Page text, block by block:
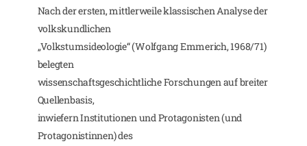
Nach der ersten, mittlerweile klassischen Analyse der
volkskundlichen
„Volkstumsideologie“ (Wolfgang Emmerich, 1968/71)
belegten
wissenschaftsgeschichtliche Forschungen auf breiter
Quellenbasis,
inwiefern Institutionen und Protagonisten (und
Protagonistinnen) des